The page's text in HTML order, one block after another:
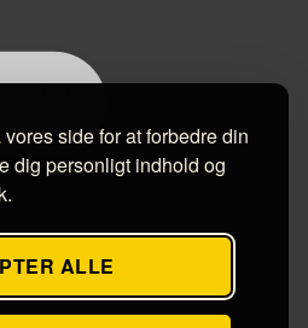
side for at forbedre din
dig personligt indhold og
ALLE